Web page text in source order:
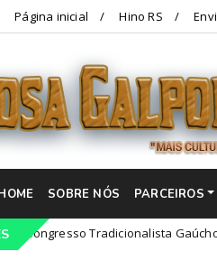
Página inicial Hino RS
SOBRE NÓS PARCEIROS
Tradicionalista Gaúcho em